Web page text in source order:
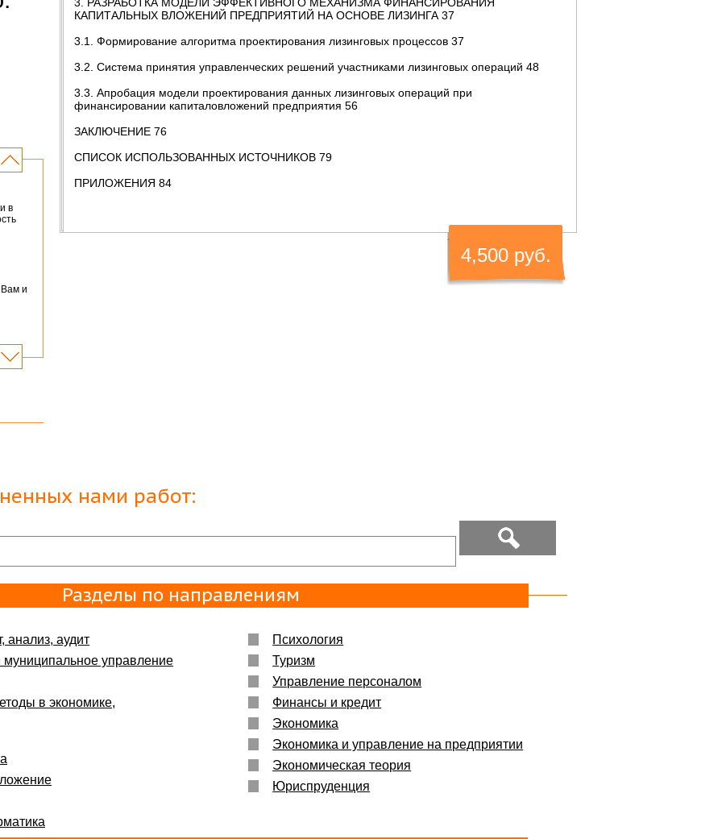
в
и
Вам
и
:)
то,
КАПИТАЛЬНЫХ ВЛОЖЕНИЙ ПРЕДПРИЯТИЙ НА ОСНОВЕ ЛИЗИНГА 37
3.1. Формирование алгоритма проектирования лизинговых процессов 37
3.2. Система принятия управленческих решений участниками лизинговых операций 48
3.3. Апробация модели проектирования данных лизинговых операций при
финансировании капиталовложений предприятия 56
ЗАКЛЮЧЕНИЕ 76
СПИСОК ИСПОЛЬЗОВАННЫХ ИСТОЧНИКОВ 79
ПРИЛОЖЕНИЯ 84
4,500 руб.
нами работ:
Разделы по направлениям
анализ, аудит
муниципальное управление
в экономике,
Психология
Туризм
Управление персоналом
Финансы и кредит
Экономика
Экономика и управление на предприятии
Экономическая теория
Юриспруденция